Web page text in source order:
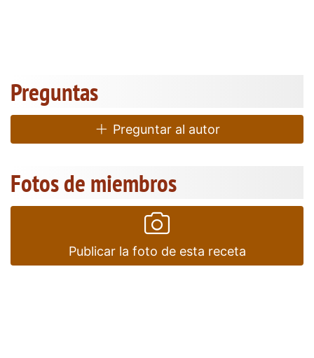
Preguntas
Preguntar al autor
Fotos de miembros
Publicar la foto de esta receta